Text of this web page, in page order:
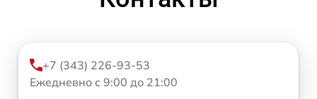
+7 (343) 226-93-53
Ежедневно с 9:00 до 21:00